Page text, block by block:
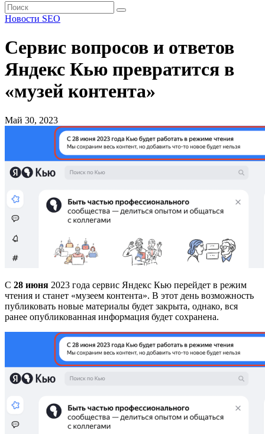
Новости SEO
Сервис вопросов и ответов
Яндекс Кью превратится в
«музей контента»
Май 30, 2023
С 28 июня 2023 года сервис Яндекс Кью перейдет в режим
чтения и станет «музеем контента». В этот день возможность
публиковать новые материалы будет закрыта, однако, вся
ранее опубликованная информация будет сохранена.